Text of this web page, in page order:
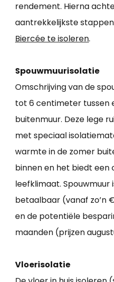
rendement. Hierna
aantrekkelijkste
Biercée te isoleren.
Spouwmuurisolatie
Omschrijving van de
tot 6 centimeter tussen
buitenmuur. Deze lege
met speciaal
warmte in de zomer
binnen en het biedt
leefklimaat. Spouwmuur
betaalbaar (vanaf zo’n
en de potentiële
maanden (prijzen
Vloerisolatie